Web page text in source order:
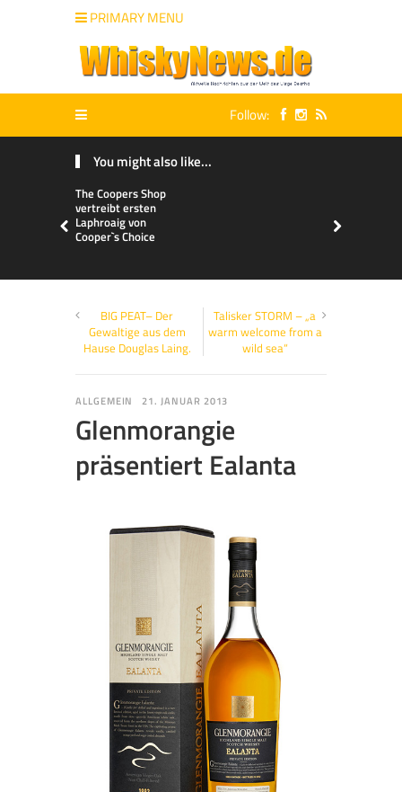
PRIMARY MENU
Follow:
You might also like...
The Coopers Shop
vertreibt ersten
Laphroaig von
Cooper`s Choice
BIG PEAT– Der
Gewaltige aus dem
Hause Douglas Laing.
Talisker STORM – „a
warm welcome from a
wild sea“
ALLGEMEIN 21. JANUAR 2013
Glenmorangie
präsentiert Ealanta